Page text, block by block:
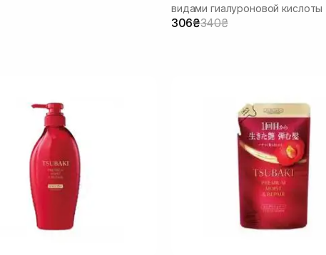
видами гиалуроновой кислоты
306₴340₴